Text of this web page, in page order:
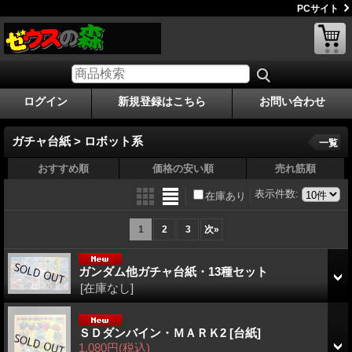
PCサイト
ログイン 新規登録はこちら お問い合わせ
ガチャ台紙 > ロボット系 一覧
おすすめ順 価格の安い順 売れ筋順
表示件数:
在庫あり
1 2 3 次»
ガンダム他ガチャ台紙・13種セット
[在庫なし]
ＳＤダンバイン・ＭＡＲＫ2 [台紙]
1,080円(税込)